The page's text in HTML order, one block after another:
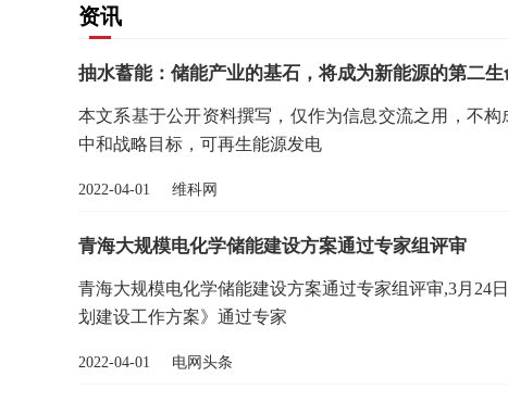
资讯
抽水蓄能：储能产业的基石，将成为新能源的第二生
本文系基于公开资料撰写，仅作为信息交流之用，不
中和战略目标，可再生能源发电
2022-04-01 维科网
青海大规模电化学储能建设方案通过专家组评审
青海大规模电化学储能建设方案通过专家组评审,3月24
划建设工作方案》通过专家
2022-04-01 电网头条